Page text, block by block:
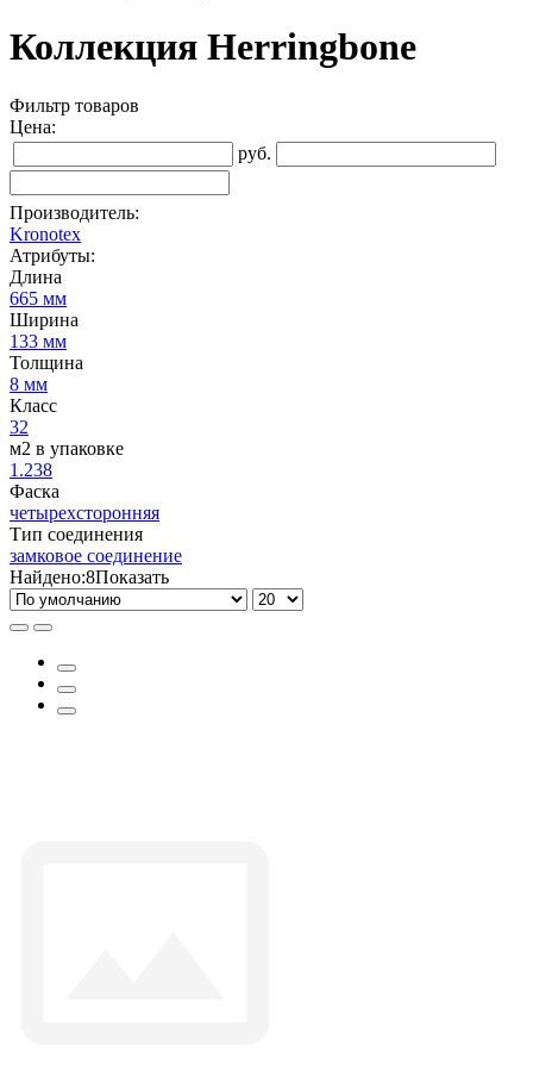
Коллекция Herringbone
Фильтр товаров
Цена:
руб.
Производитель:
Kronotex
Атрибуты:
Длина
665 мм
Ширина
133 мм
Толщина
8 мм
Класс
32
м2 в упаковке
1.238
Фаска
четырехсторонняя
Тип соединения
замковое соединение
Найдено:8Показать